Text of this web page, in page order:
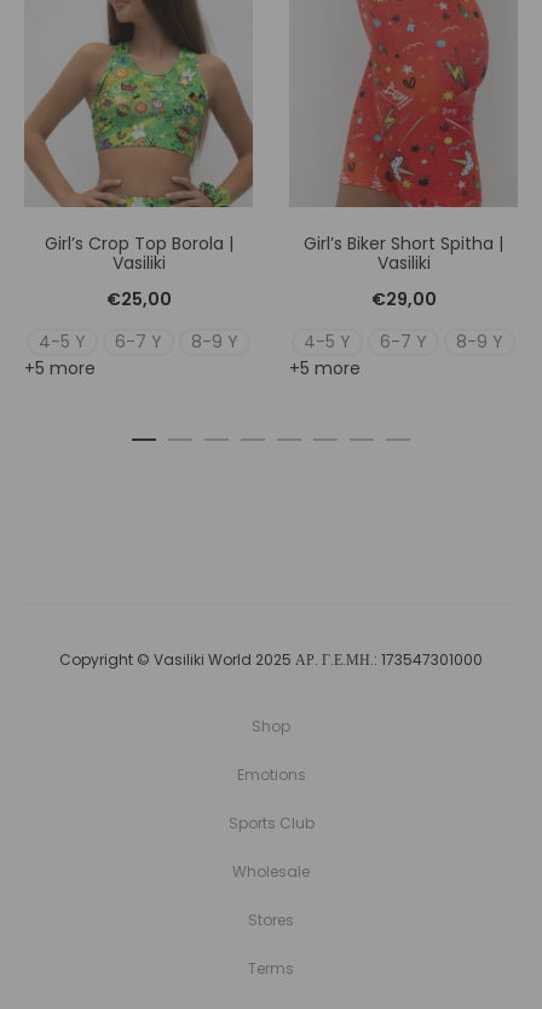
Girl’s Crop Top Borola |
Vasiliki
€25,00
4-5 Y
6-7 Y
8-9 Y
+5 more
Girl’s Biker Short Spitha |
Vasiliki
€29,00
4-5 Y
6-7 Y
8-9 Y
+5 more
Copyright © Vasiliki World 2025 ΑΡ. Γ.Ε.ΜΗ.: 173547301000
Shop
Emotions
Sports Club
Wholesale
Stores
Terms